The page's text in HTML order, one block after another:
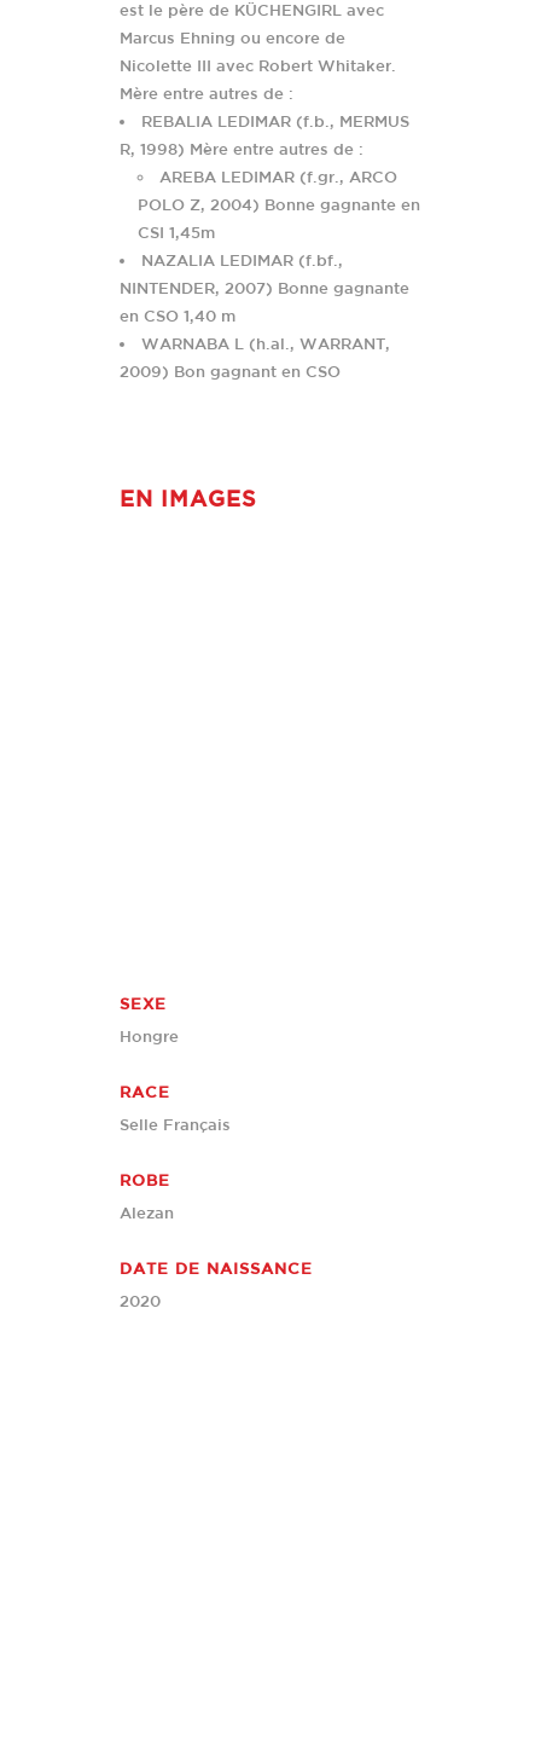
est le père de KÜCHENGIRL avec
Marcus Ehning ou encore de
Nicolette III avec Robert Whitaker.
Mère entre autres de :
REBALIA LEDIMAR (f.b., MERMUS
R, 1998) Mère entre autres de :
AREBA LEDIMAR (f.gr., ARCO
POLO Z, 2004) Bonne gagnante en
CSI 1,45m
NAZALIA LEDIMAR (f.bf.,
NINTENDER, 2007) Bonne gagnante
en CSO 1,40 m
WARNABA L (h.al., WARRANT,
2009) Bon gagnant en CSO
EN IMAGES
SEXE
Hongre
RACE
Selle Français
ROBE
Alezan
DATE DE NAISSANCE
2020